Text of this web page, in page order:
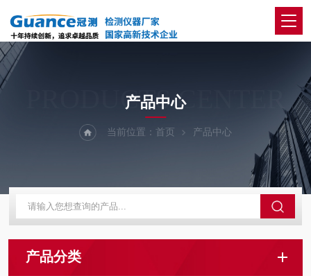
PRODUCTS CENTER
产品中心
当前位置： 首页 产品中心
产品分类